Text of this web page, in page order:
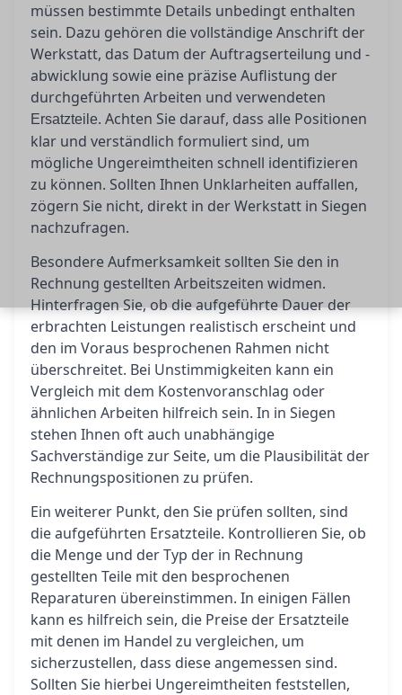
müssen bestimmte Details unbedingt enthalten
sein. Dazu gehören die vollständige Anschrift der
Werkstatt, das Datum der Auftragserteilung und -
abwicklung sowie eine präzise Auflistung der
durchgeführten Arbeiten und verwendeten
Ersatzteile. Achten Sie darauf, dass alle Positionen
klar und verständlich formuliert sind, um
mögliche Ungereimtheiten schnell identifizieren
zu können. Sollten Ihnen Unklarheiten auffallen,
zögern Sie nicht, direkt in der Werkstatt in Siegen
nachzufragen.
Besondere Aufmerksamkeit sollten Sie den in
Rechnung gestellten Arbeitszeiten widmen.
Hinterfragen Sie, ob die aufgeführte Dauer der
erbrachten Leistungen realistisch erscheint und
den im Voraus besprochenen Rahmen nicht
überschreitet. Bei Unstimmigkeiten kann ein
Vergleich mit dem Kostenvoranschlag oder
ähnlichen Arbeiten hilfreich sein. In in Siegen
stehen Ihnen oft auch unabhängige
Sachverständige zur Seite, um die Plausibilität der
Rechnungspositionen zu prüfen.
Ein weiterer Punkt, den Sie prüfen sollten, sind
die aufgeführten Ersatzteile. Kontrollieren Sie, ob
die Menge und der Typ der in Rechnung
gestellten Teile mit den besprochenen
Reparaturen übereinstimmen. In einigen Fällen
kann es hilfreich sein, die Preise der Ersatzteile
mit denen im Handel zu vergleichen, um
sicherzustellen, dass diese angemessen sind.
Sollten Sie hierbei Ungereimtheiten feststellen,